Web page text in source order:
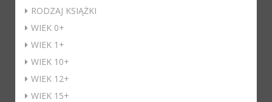
RODZAJ KSIĄŻKI
WIEK 0+
WIEK 1+
WIEK 10+
WIEK 12+
WIEK 15+